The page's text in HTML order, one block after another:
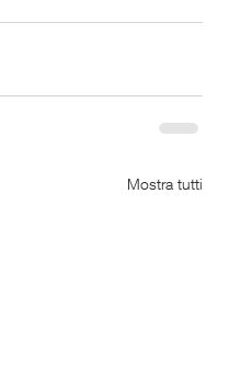
Mostra tutti